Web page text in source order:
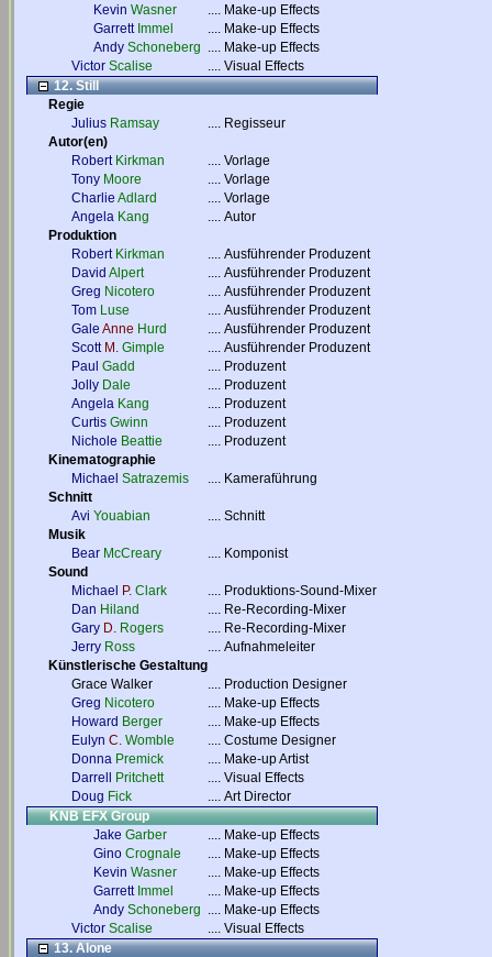
Kevin Wasner .... Make-up Effects
Garrett Immel .... Make-up Effects
Andy Schoneberg .... Make-up Effects
Victor Scalise .... Visual Effects
12. Still
Regie
Julius Ramsay .... Regisseur
Autor(en)
Robert Kirkman .... Vorlage
Tony Moore .... Vorlage
Charlie Adlard .... Vorlage
Angela Kang .... Autor
Produktion
Robert Kirkman .... Ausführender Produzent
David Alpert .... Ausführender Produzent
Greg Nicotero .... Ausführender Produzent
Tom Luse .... Ausführender Produzent
Gale Anne Hurd .... Ausführender Produzent
Scott M. Gimple .... Ausführender Produzent
Paul Gadd .... Produzent
Jolly Dale .... Produzent
Angela Kang .... Produzent
Curtis Gwinn .... Produzent
Nichole Beattie .... Produzent
Kinematographie
Michael Satrazemis .... Kameraführung
Schnitt
Avi Youabian .... Schnitt
Musik
Bear McCreary .... Komponist
Sound
Michael
P. Clark .... Produktions-Sound-Mixer
Dan Hiland .... Re-Recording-Mixer
Gary D. Rogers .... Re-Recording-Mixer
Jerry Ross .... Aufnahmeleiter
Künstlerische Gestaltung
Grace Walker
.... Production Designer
Greg Nicotero .... Make-up Effects
Howard Berger .... Make-up Effects
Eulyn C. Womble .... Costume Designer
Donna Premick .... Make-up Artist
Darrell
Pritchett .... Visual Effects
Doug Fick .... Art Director
KNB EFX Group
Jake Garber .... Make-up Effects
Gino Crognale .... Make-up Effects
Kevin Wasner .... Make-up Effects
Garrett Immel .... Make-up Effects
Andy Schoneberg .... Make-up Effects
Victor Scalise .... Visual Effects
13. Alone